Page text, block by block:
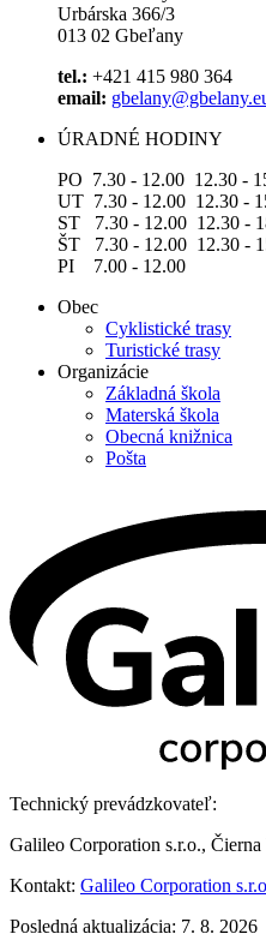
Urbárska 366/3
013 02 Gbeľany
tel.: +421 415 980 364
email:
ÚRADNÉ HODINY
PO 7.30 - 12.00 12.30 -
UT 7.30 - 12.00 12.30 -
ST 7.30 - 12.00 12.30 -
ŠT 7.30 - 12.00 12.30 -
PI 7.00 - 12.00
Obec
Cyklistické trasy
Turistické trasy
Organizácie
Základná škola
Materská škola
Obecná knižnica
Pošta
Technický prevádzkovateľ:
Galileo Corporation s.r.o.,
Kontakt: Galileo Corporation
Posledná aktualizácia: 7. 8. 2026